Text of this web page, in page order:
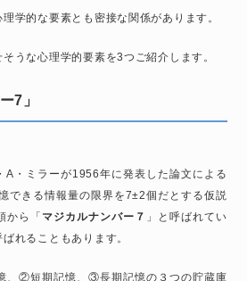
学的な要素とも密接な関係があります。
うな心理学的要素を3つご紹介します。
7」
A・ミラーが1956年に発表した論文による
できる情報量の限界を7±2個だとする仮説
から「 マジカルナンバー７ 」と呼ばれてい
れることもあります。
、②短期記憶、③長期記憶の３つの貯蔵庫